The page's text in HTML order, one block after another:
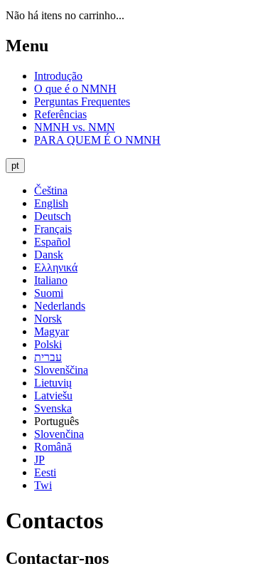
Não há itens no carrinho...
Menu
Introdução
O que é o NMNH
Perguntas Frequentes
Referências
NMNH vs. NMN
PARA QUEM É O NMNH
pt
Čeština
English
Deutsch
Français
Español
Dansk
Ελληνικά
Italiano
Suomi
Nederlands
Norsk
Magyar
Polski
עברית
Slovenščina
Lietuvių
Latviešu
Svenska
Português
Slovenčina
Română
JP
Eesti
Twi
Contactos
Contactar-nos